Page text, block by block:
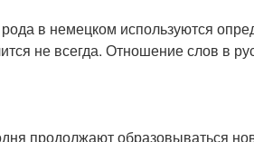
в немецком используются
не всегда. Отношение слов
продолжают образовываться